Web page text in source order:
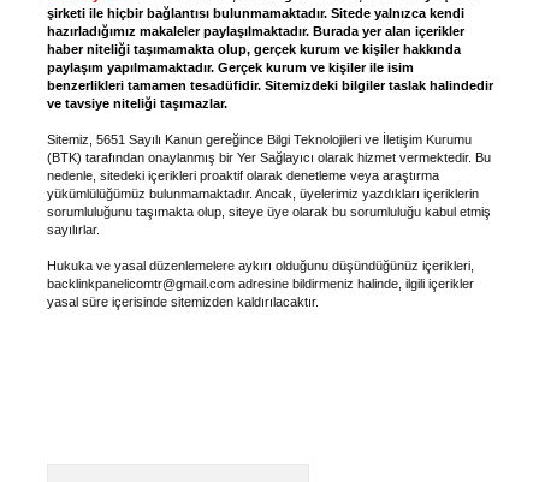
şirketi ile hiçbir bağlantısı bulunmamaktadır. Sitede yalnızca kendi
hazırladığımız makaleler paylaşılmaktadır. Burada yer alan içerikler
haber niteliği taşımamakta olup, gerçek kurum ve kişiler hakkında
paylaşım yapılmamaktadır. Gerçek kurum ve kişiler ile isim
benzerlikleri tamamen tesadüfidir. Sitemizdeki bilgiler taslak halindedir
ve tavsiye niteliği taşımazlar.
Sitemiz, 5651 Sayılı Kanun gereğince Bilgi Teknolojileri ve İletişim Kurumu
(BTK) tarafından onaylanmış bir Yer Sağlayıcı olarak hizmet vermektedir. Bu
nedenle, sitedeki içerikleri proaktif olarak denetleme veya araştırma
yükümlülüğümüz bulunmamaktadır. Ancak, üyelerimiz yazdıkları içeriklerin
sorumluluğunu taşımakta olup, siteye üye olarak bu sorumluluğu kabul etmiş
sayılırlar.
Hukuka ve yasal düzenlemelere aykırı olduğunu düşündüğünüz içerikleri,
backlinkpanelicomtr@gmail.comadresine bildirmeniz halinde, ilgili içerikler
yasal süre içerisinde sitemizden kaldırılacaktır.